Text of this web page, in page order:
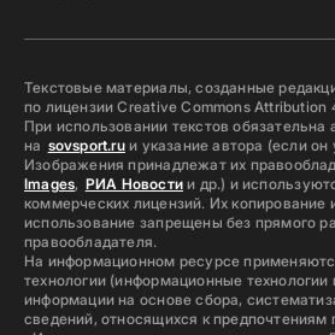
Текстовые материалы, созданные
по лицензии Creative Commons Attribution
При использовании текстов обязательна
на sovsport.ruи указание автора (если он
Изображения принадлежат их
Images, РИА Новостии др.) и
коммерческих лицензий. Их копирование
использование запрещены без прямого
правообладателя.
На информационном ресурсе
технологии (информационные технологии
информации на основе сбора,
сведений, относящихся к предпочтениям